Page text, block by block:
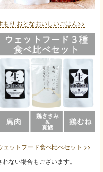
もり おとなおいしいごはん>>
ェットフード食べ比べセット >>
ない場合もございます。